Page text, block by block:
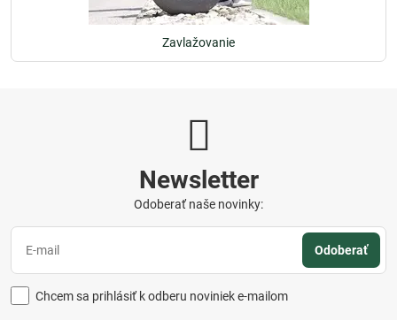
Zavlažovanie
Newsletter
Odoberať naše novinky:
Odoberať
Chcem sa prihlásiť k odberu noviniek e-mailom